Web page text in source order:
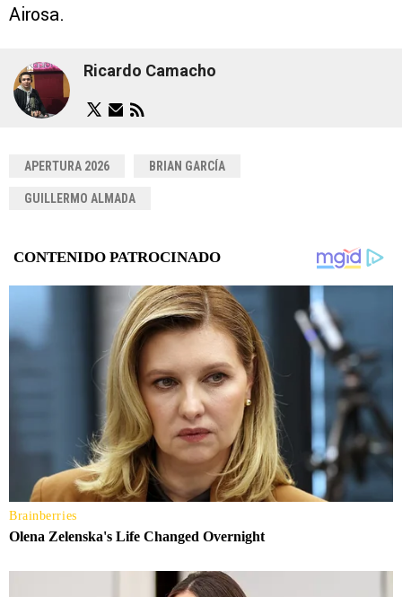
Airosa.
Ricardo Camacho
APERTURA 2026 BRIAN GARCÍA
GUILLERMO ALMADA